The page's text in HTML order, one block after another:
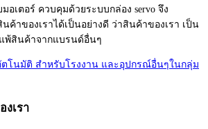
อเตอร์ ควบคุมด้วยระบบกล่อง servo จึง
ค้าของเราได้เป็นอย่างดี ว่าสินค้าของเรา เป็น
พ้สินค้าจากแบรนด์อื่นๆ
โนมัติ สำหรับโรงงาน และอุปกรณ์อื่นๆในกลุ่ม
งเรา